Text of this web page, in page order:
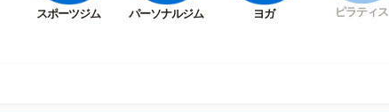
スポーツジム パーソナルジム ヨガ ピラティス